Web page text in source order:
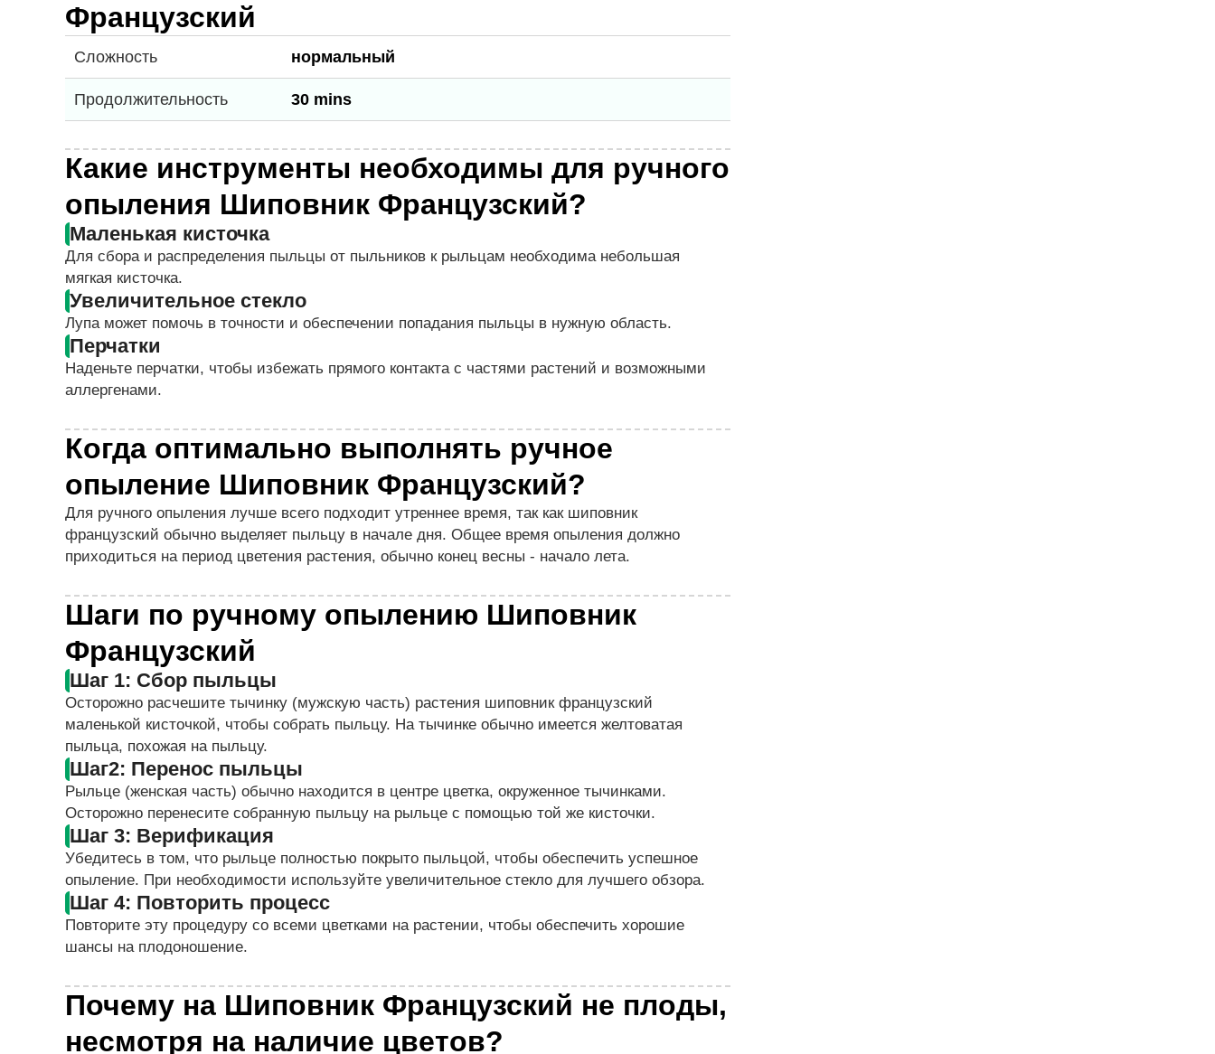
Французский
Сложность нормальный
Продолжительность 30 mins
Какие инструменты необходимы для ручного
опыления Шиповник Французский?
Маленькая кисточка
Для сбора и распределения пыльцы от пыльников к рыльцам необходима небольшая
мягкая кисточка.
Увеличительное стекло
Лупа может помочь в точности и обеспечении попадания пыльцы в нужную область.
Перчатки
Наденьте перчатки, чтобы избежать прямого контакта с частями растений и возможными
аллергенами.
Когда оптимально выполнять ручное
опыление Шиповник Французский?
Для ручного опыления лучше всего подходит утреннее время, так как шиповник
французский обычно выделяет пыльцу в начале дня. Общее время опыления должно
приходиться на период цветения растения, обычно конец весны - начало лета.
Шаги по ручному опылению Шиповник
Французский
Шаг 1: Сбор пыльцы
Осторожно расчешите тычинку (мужскую часть) растения шиповник французский
маленькой кисточкой, чтобы собрать пыльцу. На тычинке обычно имеется желтоватая
пыльца, похожая на пыльцу.
Шаг2: Перенос пыльцы
Рыльце (женская часть) обычно находится в центре цветка, окруженное тычинками.
Осторожно перенесите собранную пыльцу на рыльце с помощью той же кисточки.
Шаг 3: Верификация
Убедитесь в том, что рыльце полностью покрыто пыльцой, чтобы обеспечить успешное
опыление. При необходимости используйте увеличительное стекло для лучшего обзора.
Шаг 4: Повторить процесс
Повторите эту процедуру со всеми цветками на растении, чтобы обеспечить хорошие
шансы на плодоношение.
Почему на Шиповник Французский не плоды,
несмотря на наличие цветов?